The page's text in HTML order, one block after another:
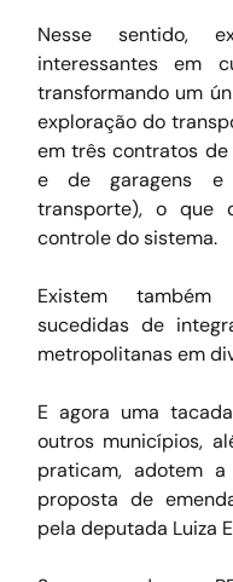
Nesse sentido,
interessantes em
transformando um
exploração do
em três contratos de
e de garagens e
transporte), o que
controle do sistema.
Existem
sucedidas de
metropolitanas em
E agora uma
outros municípios,
praticam, adotem
proposta de
pela deputada Luiza